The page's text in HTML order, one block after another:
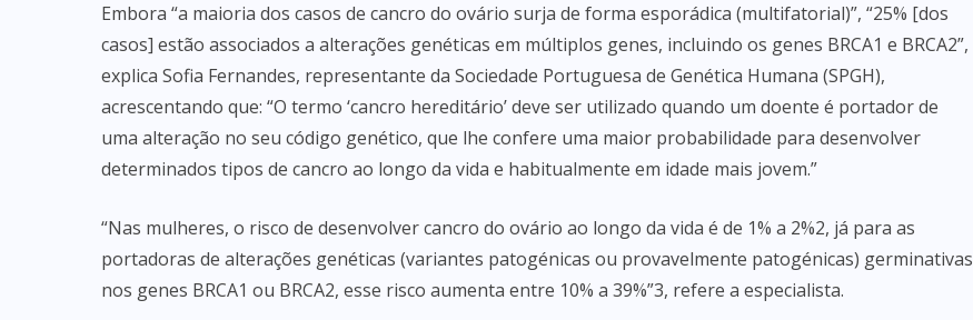
Embora “a maioria dos casos de cancro do ovário surja de forma esporádica (multifatorial)”, “25% [dos
casos] estão associados a alterações genéticas em múltiplos genes, incluindo os genes BRCA1 e BRCA2”,
explica Sofia Fernandes, representante da Sociedade Portuguesa de Genética Humana (SPGH),
acrescentando que: “O termo ‘cancro hereditário’ deve ser utilizado quando um doente é portador de
uma alteração no seu código genético, que lhe confere uma maior probabilidade para desenvolver
determinados tipos de cancro ao longo da vida e habitualmente em idade mais jovem.”
“Nas mulheres, o risco de desenvolver cancro do ovário ao longo da vida é de 1% a 2%2, já para as
portadoras de alterações genéticas (variantes patogénicas ou provavelmente patogénicas) germinativas
nos genes BRCA1 ou BRCA2, esse risco aumenta entre 10% a 39%”3, refere a especialista.